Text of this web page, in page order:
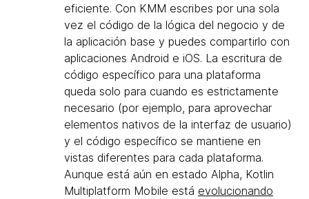
eficiente. Con KMM escribes por una sola
vez el código de la lógica del negocio y de
la aplicación base y puedes compartirlo con
aplicaciones Android e iOS. La escritura de
código específico para una plataforma
queda solo para cuando es estrictamente
necesario (por ejemplo, para aprovechar
elementos nativos de la interfaz de usuario)
y el código específico se mantiene en
vistas diferentes para cada plataforma.
Aunque está aún en estado Alpha, Kotlin
Multiplatform Mobile está evolucionando